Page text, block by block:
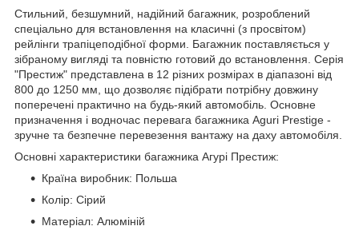
Стильний, безшумний, надійний багажник, розроблений
спеціально для встановлення на класичні (з просвітом)
рейлінги трапіцеподібної форми. Багажник поставляється у
зібраному вигляді та повністю готовий до встановлення. Серія
"Престиж" представлена в 12 різних розмірах в діапазоні від
800 до 1250 мм, що дозволяє підібрати потрібну довжину
поперечені практично на будь-який автомобіль. Основне
призначення і водночас перевага багажника Aguri Prestige -
зручне та безпечне перевезення вантажу на даху автомобіля.
Основні характеристики багажника Агурі Престиж:
Країна виробник: Польша
Колір: Сірий
Матеріал: Алюміній